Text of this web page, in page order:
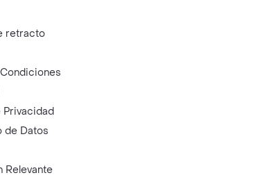
retracto
Privacidad
de Datos
Relevante